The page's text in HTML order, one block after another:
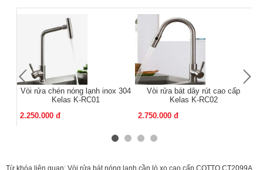
Vòi rửa chén nóng lạnh inox 304
Kelas K-RC01
2.250.000 đ
Vòi rửa bát dây rút cao cấp
Kelas K-RC02
2.750.000 đ
Từ khóa liên quan: Vòi rửa bát nóng lạnh cần lò xo cao cấp COTTO CT2099A